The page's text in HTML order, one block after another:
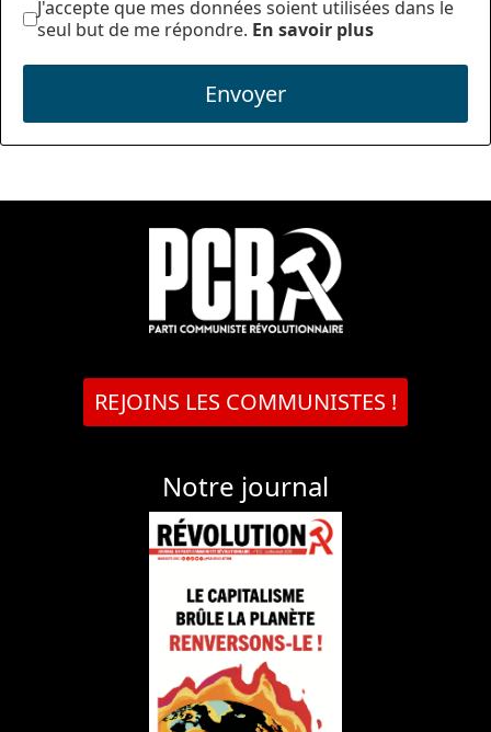
J'accepte que mes données soient utilisées dans le
seul but de me répondre. En savoir plus
Envoyer
REJOINS LES COMMUNISTES !
Notre journal